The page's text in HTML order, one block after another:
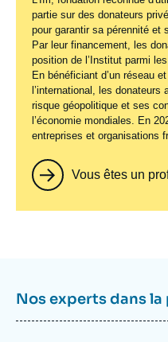
partie sur des donateurs
pour garantir sa pérennité et
Par leur financement, les
position de l’Institut parmi
En bénéficiant d’un réseau
l’international, les
risque géopolitique et ses
l’économie mondiales. En
entreprises et organisations
Vous êtes un
Nos experts dans la